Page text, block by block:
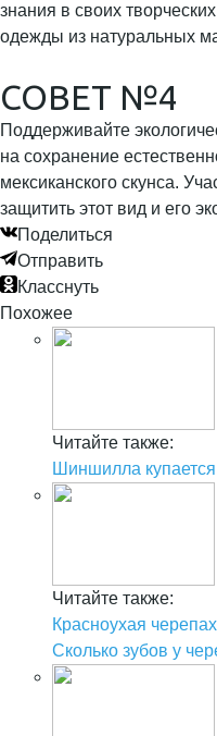
знания в своих
одежды из натуральных
СОВЕТ №4
Поддерживайте
на сохранение
мексиканского скунса.
защитить этот вид и его
Поделиться
Отправить
Класснуть
Похожее
Читайте также:
Шиншилла
Читайте также:
Красноухая
Сколько зубов у